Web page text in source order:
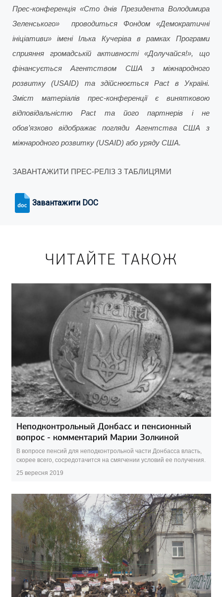
Прес-конференція «Сто днів Президента Володимира
Зеленського» проводиться Фондом «Демократичні
ініціативи» імені Ілька Кучеріва в рамках Програми
сприяння громадській активності «Долучайся!», що
фінансується Агентством США з міжнародного
розвитку (USAID) та здійснюється Pact в Україні.
Зміст матеріалів прес-конференції є винятковою
відповідальністю Pact та його партнерів i не
обов’язково відображає погляди Агентства США з
міжнародного розвитку (USAID) або уряду США.
ЗАВАНТАЖИТИ ПРЕС-РЕЛІЗ З ТАБЛИЦЯМИ
Завантажити DOC
ЧИТАЙТЕ ТАКОЖ
Неподконтрольный Донбасс и пенсионный
вопрос - комментарий Марии Золкиной
В вопросе пенсий для неподконтрольной части Донбасса власть,
скорее всего, сосредотачится на смягчении условий ее получения.
25 вересня 2019